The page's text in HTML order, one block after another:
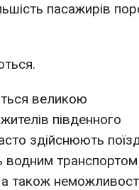
пасажирів
великою
південного
здійснюють
водним
також